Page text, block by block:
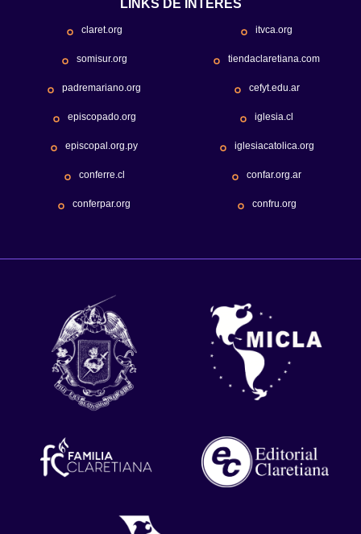
LINKS DE INTERÉS
claret.org itvca.org
somisur.org tiendaclaretiana.com
padremariano.org cefyt.edu.ar
episcopado.org iglesia.cl
episcopal.org.py iglesiacatolica.org
conferre.cl confar.org.ar
conferpar.org confru.org